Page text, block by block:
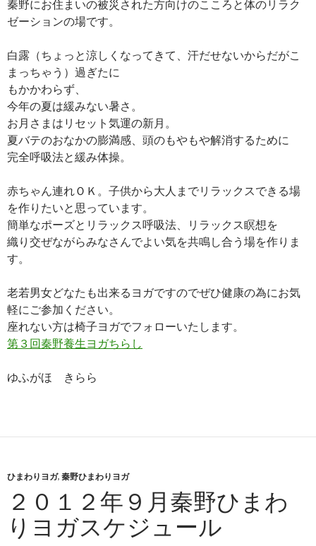
秦野にお住まいの被災された方向けのこころと体のリラク
ゼーションの場です。
白露（ちょっと涼しくなってきて、汗だせないからだがこ
まっちゃう）過ぎたに
もかかわらず、
今年の夏は緩みない暑さ。
お月さまはリセット気運の新月。
夏バテのおなかの膨満感、頭のもやもや解消するために
完全呼吸法と緩み体操。
赤ちゃん連れＯＫ。子供から大人までリラックスできる場
を作りたいと思っています。
簡単なポーズとリラックス呼吸法、リラックス瞑想を
織り交ぜながらみなさんでよい気を共鳴し合う場を作りま
す。
老若男女どなたも出来るヨガですのでぜひ健康の為にお気
軽にご参加ください。
座れない方は椅子ヨガでフォローいたします。
第３回秦野養生ヨガちらし
ゆふがほ きらら
ひまわりヨガ, 秦野ひまわりヨガ
２０１２年９月秦野ひまわ
りヨガスケジュール